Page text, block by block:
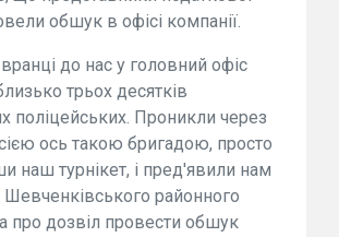
обшук в офісі компанії.
до нас у головний офіс
трьох десятків
поліцейських. Проникли через
ось такою бригадою, просто
наш турнікет, і пред'явили нам
Шевченківського районного
про дозвіл провести обшук